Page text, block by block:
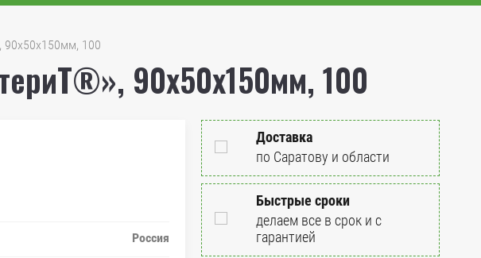
90х50х150мм, 100
90х50х150мм, 100
Россия
Доставка
по Саратову и области
Быстрые сроки
делаем все в срок и с
гарантией